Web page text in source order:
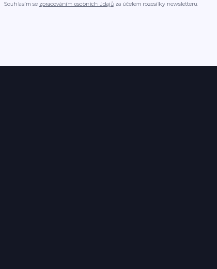
Souhlasím se zpracováním osobních údajůza účelem rozesílky newsletteru.